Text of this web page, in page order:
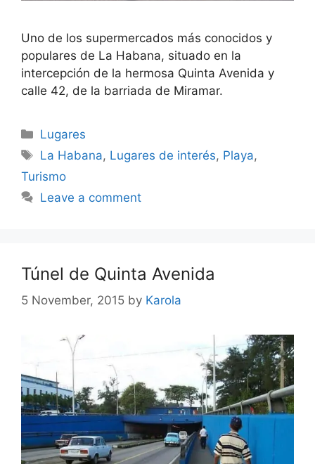
Uno de los supermercados más conocidos y
populares de La Habana, situado en la
intercepción de la hermosa Quinta Avenida y
calle 42, de la barriada de Miramar.
Categories
Lugares
Tags
La Habana, Lugares de interés, Playa,
Turismo
Leave a comment
Túnel de Quinta Avenida
5 November, 2015 by Karola